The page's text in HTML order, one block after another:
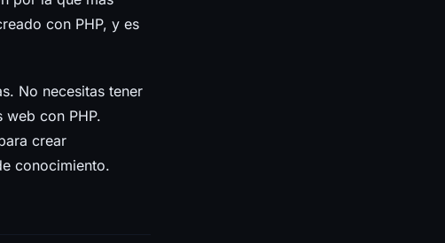
con PHP, y es
No necesitas tener
con PHP.
crear
conocimiento.